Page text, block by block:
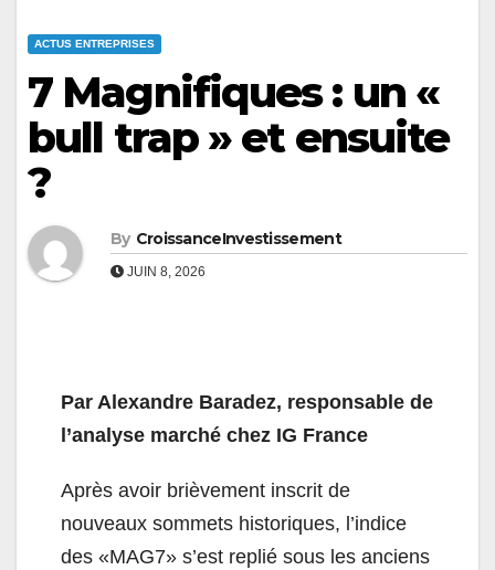
ACTUS ENTREPRISES
7 Magnifiques : un «
bull trap » et ensuite
?
By CroissanceInvestissement
JUIN 8, 2026
Par Alexandre Baradez, responsable de
l’analyse marché chez IG France
Après avoir brièvement inscrit de
nouveaux sommets historiques, l’indice
des «MAG7» s’est replié sous les anciens